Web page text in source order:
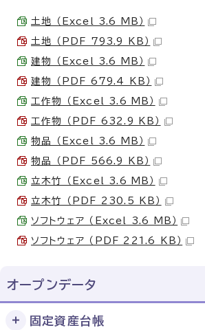
土地 （Excel 3.6 MB）
土地 （PDF 793.9 KB）
建物 （Excel 3.6 MB）
建物 （PDF 679.4 KB）
工作物 （Excel 3.6 MB）
工作物 （PDF 632.9 KB）
物品 （Excel 3.6 MB）
物品 （PDF 566.9 KB）
立木竹 （Excel 3.6 MB）
立木竹 （PDF 230.5 KB）
ソフトウェア （Excel 3.6 MB）
ソフトウェア （PDF 221.6 KB）
オープンデータ
固定資産台帳